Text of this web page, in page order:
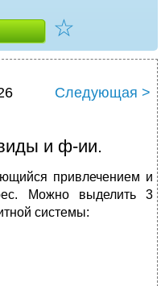
☆
Следующая >
и ф-ии.
привлечени­ем и
Можно выделить 3
системы: